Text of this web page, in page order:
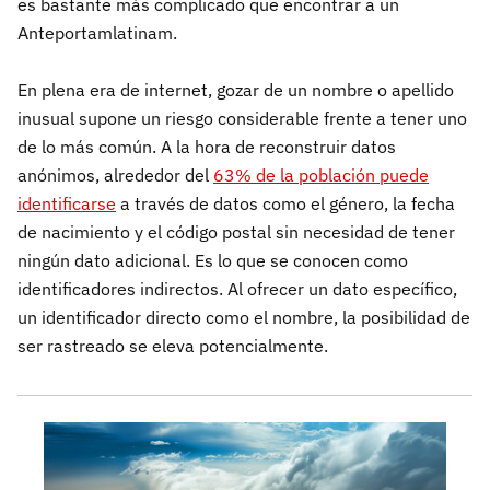
es bastante más complicado que encontrar a un
Anteportamlatinam.
En plena era de internet, gozar de un nombre o apellido
inusual supone un riesgo considerable frente a tener uno
de lo más común. A la hora de reconstruir datos
anónimos, alrededor del 63% de la población puede
identificarse a través de datos como el género, la fecha
de nacimiento y el código postal sin necesidad de tener
ningún dato adicional. Es lo que se conocen como
identificadores indirectos. Al ofrecer un dato específico,
un identificador directo como el nombre, la posibilidad de
ser rastreado se eleva potencialmente.